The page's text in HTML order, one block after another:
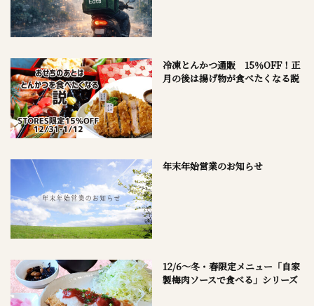
冷凍とんかつ通販 15％OFF！正
月の後は揚げ物が食べたくなる説
年末年始営業のお知らせ
12/6～冬・春限定メニュー「自家
製梅肉ソースで食べる」シリーズ